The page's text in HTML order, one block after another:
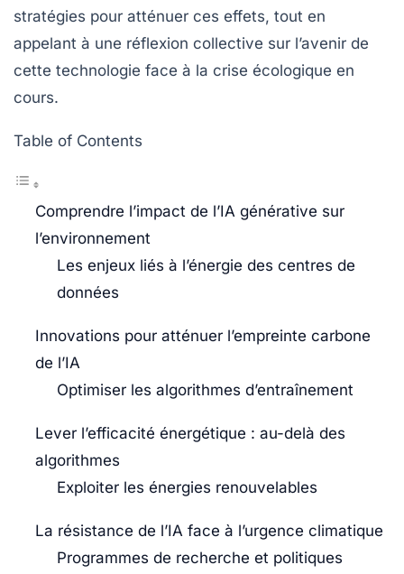
stratégies pour atténuer ces effets, tout en
appelant à une réflexion collective sur l’avenir de
cette technologie face à la crise écologique en
cours.
Table of Contents
Comprendre l’impact de l’IA générative sur
l’environnement
Les enjeux liés à l’énergie des centres de
données
Innovations pour atténuer l’empreinte carbone
de l’IA
Optimiser les algorithmes d’entraînement
Lever l’efficacité énergétique : au-delà des
algorithmes
Exploiter les énergies renouvelables
La résistance de l’IA face à l’urgence climatique
Programmes de recherche et politiques